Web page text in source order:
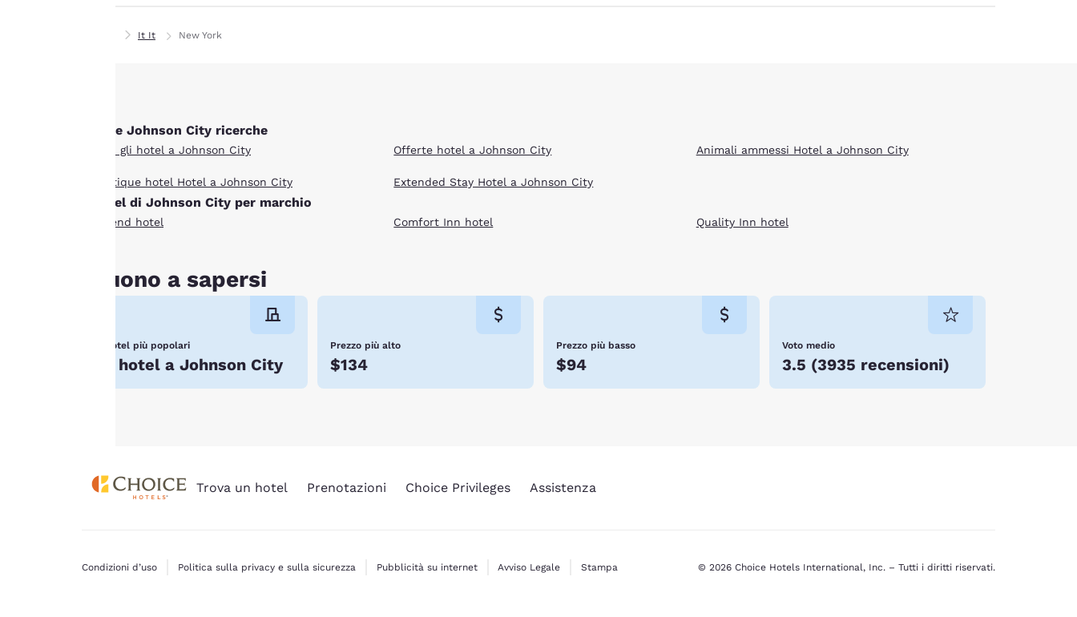
It It New York
Altre Johnson City ricerche
Tutti gli hotel a Johnson City
Boutique hotel Hotel a Johnson City
Offerte hotel a Johnson City
Extended Stay Hotel a Johnson City
Animali ammessi Hotel a Johnson City
Hotel di Johnson City per marchio
Ascend hotel Comfort Inn hotel Quality Inn hotel
Buono a sapersi
Hotel più popolari
5 hotel a Johnson City
Prezzo più alto
$134
Prezzo più basso
$94
Voto medio
3.5 (3935 recensioni)
sull’utilizzo dei
acconsenti alla
memorizzazione dei
dispositivo. Cliccando
su “Rifiuta tutti i
cookie”, i cookie per i
verranno memorizzati
Per maggiori
informazioni, consulta
Trova un hotel Prenotazioni Choice Privileges Assistenza
Condizioni d’uso Politica sulla privacy e sulla sicurezza Pubblicità su internet Avviso Legale Stampa © 2026 Choice Hotels International, Inc. – Tutti i diritti riservati.